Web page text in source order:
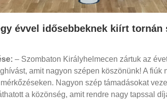
évvel idősebbeknek kiírt tornán
– Szombaton Királyhelmecen zártuk az
amit nagyon szépen köszönünk! A fiúk
Nagyon szép támadásokat
a közönség, amit rendre nagy tapssal